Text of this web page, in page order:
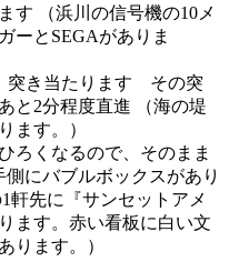
す （浜川の信号機の10メ
ーとSEGAがありま
突き当たります その突
と2分程度直進 （海の堤
ます。）
ろくなるので、そのまま
にバブルボックスがあり
軒先に『サンセットアメ
ます。赤い看板に白い文
ります。）